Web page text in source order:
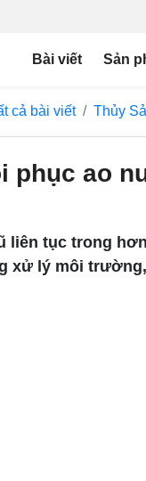
Bài viết Sản
cả bài viết Thủy
phục ao
liên tục trong
xử lý môi